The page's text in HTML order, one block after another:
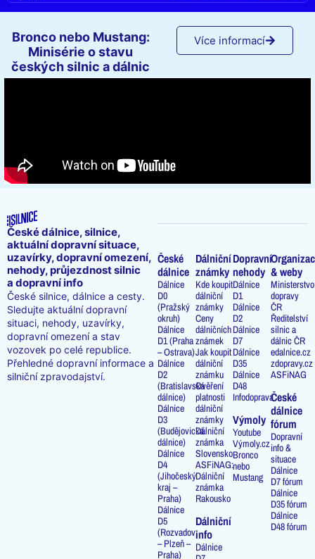
Bronco nebo Mustang:
Minisérie o stavu
českých silnic a dálnic
Více informací
České dálnice, silnice,
aktuální dopravní situace,
uzavírky, dopravní omezení,
nehody, průjezdnost silnic
a dopravní info
České silnice, dálnice a cesty.
Sledujte aktuální dopravní
situaci, nehody, uzavírky,
dopravní omezení a stav
vozovek po celé republice.
Přehledné dopravní informace a
silniční zpravodajství.
České
dálnice
Dálnice
D0
(Pražský
okruh)
Dálnice
D1 (Praha
– Ostrava)
Dálnice
D2
(Bratislavská
dálnice)
Dálnice
D3
(Budějovická
dálnice)
Dálnice
D4
(Jihočeský
kraj –
Praha)
Dálnice
D5
(Rozvadov
– Plzeň –
Praha)
Dálniční
známky
Kde koupit
dálniční
známky
Ceny
dálničních
známek
Jak koupit
dálniční
známku
Ověření
platnosti
dálniční
známky
Dálniční
známka
Slovensko
ASFiNAG:
Dálniční
známka
Rakousko
Dálniční
info
Dálnice
Dopravní
nehody
Dálnice
D1
Dálnice
D2
Dálnice
D7
Dálnice
D35
Dálnice
D48
Infodoprava
Výmoly
Youtube
Výmoly.cz
Bronco
nebo
Mustang
& weby
Ministerstvo
dopravy
ČR
Ředitelství
silnic a
dálnic ČR
edalnice.cz
zdopravy.cz
ASFiNAG
České
dálnice
fórum
Dopravní
info &
situace
Dálnice
D7 fórum
Dálnice
D35 fórum
Dálnice
D48 fórum